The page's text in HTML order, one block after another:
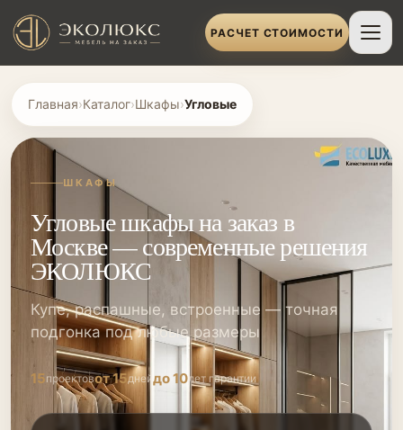
РАСЧЕТ СТОИМОСТИ
Главная›Каталог›Шкафы›Угловые
ШКАФЫ
Угловые шкафы на заказ в
Москве — современные решения
ЭКОЛЮКС
Купе, распашные, встроенные — точная
подгонка под любые размеры
15проектовот 15дней до 10лет гарантии